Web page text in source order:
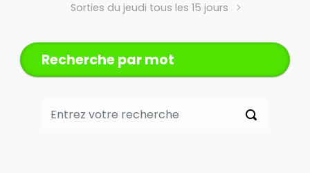
Sorties du jeudi tous les 15 jours
Recherche par mot